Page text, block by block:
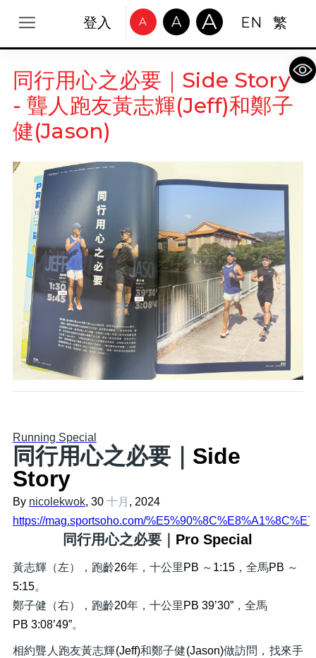
登入 A A A EN 繁
同行用心之必要｜Side Story
- 聾人跑友黃志輝(Jeff)和鄭子
健(Jason)
Running Special
同行用心之必要｜ Side
Story
By nicolekwok, 30 十月 , 2024
https://mag.sportsoho.com/
同行用心之必要｜ Pro Special
黃志輝（左），跑齡26年，十公里 PB ～ 1:15，全馬PB ～
5:15。
鄭子健（右），跑齡20年，十公里 PB 39’30”，全馬
PB 3:08’49”。
相約聾人跑友黃志輝(Jeff)和鄭子健(Jason)做訪問，找來手